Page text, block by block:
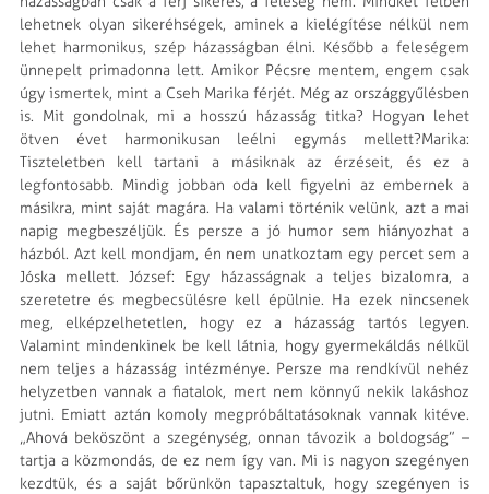
lehetnek olyan sikeréhségek, aminek a kielégítése nélkül nem
lehet harmonikus, szép házasságban élni. Később a feleségem
ünnepelt primadonna lett. Amikor Pécsre mentem, engem csak
úgy ismertek, mint a Cseh Marika férjét. Még az országgyűlésben
is. Mit gondolnak, mi a hosszú házasság titka? Hogyan lehet
ötven évet harmonikusan leélni egymás mellett?Marika:
Tiszteletben kell tartani a másiknak az érzéseit, és ez a
legfontosabb. Mindig jobban oda kell figyelni az embernek a
másikra, mint saját magára. Ha valami történik velünk, azt a mai
napig megbeszéljük. És persze a jó humor sem hiányozhat a
házból. Azt kell mondjam, én nem unatkoztam egy percet sem a
Jóska mellett. József: Egy házasságnak a teljes bizalomra, a
szeretetre és megbecsülésre kell épülnie. Ha ezek nincsenek
meg, elképzelhetetlen, hogy ez a házasság tartós legyen.
Valamint mindenkinek be kell látnia, hogy gyermekáldás nélkül
nem teljes a házasság intézménye. Persze ma rendkívül nehéz
helyzetben vannak a fiatalok, mert nem könnyű nekik lakáshoz
jutni. Emiatt aztán komoly megpróbáltatásoknak vannak kitéve.
„Ahová beköszönt a szegénység, onnan távozik a boldogság” –
tartja a közmondás, de ez nem így van. Mi is nagyon szegényen
kezdtük, és a saját bőrünkön tapasztaltuk, hogy szegényen is